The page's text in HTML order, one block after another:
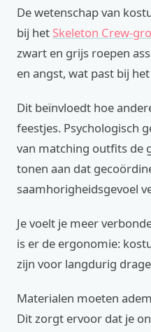
De wetenschap van
bij het Skeleton Crew-
zwart en grijs roepen
en angst, wat past bij
Dit beïnvloedt hoe
feestjes. Psychologisch
van matching outfits de
tonen aan dat
saamhorigheidsgevoel
Je voelt je meer
is er de ergonomie:
zijn voor langdurig
Materialen moeten
Dit zorgt ervoor dat je